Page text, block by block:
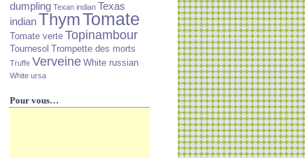
dumpling Texan indian Texas
indianThymTomate
Tomate verte Topinambour
Tournesol Trompette des morts
Truffe Verveine White russian
White ursa
Pour vous…